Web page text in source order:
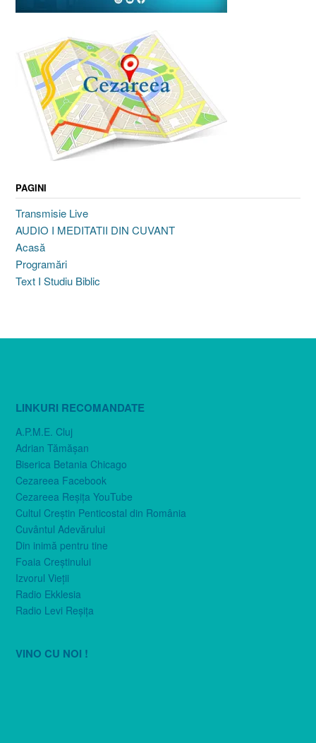
PAGINI
Transmisie Live
AUDIO I MEDITATII DIN CUVANT
Acasă
Programări
Text I Studiu Biblic
LINKURI RECOMANDATE
A.P.M.E. Cluj
Adrian Tămăşan
Biserica Betania Chicago
Cezareea Facebook
Cezareea Reşiţa YouTube
Cultul Creştin Penticostal din România
Cuvântul Adevărului
Din inimă pentru tine
Foaia Creştinului
Izvorul Vieţii
Radio Ekklesia
Radio Levi Reşiţa
VINO CU NOI !